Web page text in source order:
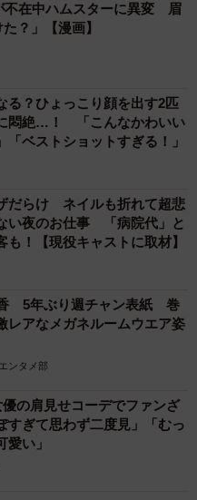
でしょうか？
のことを発信していたの
と思っていたのですが、
で顔を出して、大丈夫か
くださり、わざわざコメ
優しい方が多いなぁと感
私のSNSを見ているので、
す！」
、多くのコメントが寄せ
すか！？」
に育ってる！美男美女♡」
わります…！」
！！！ご両親もさぞ美男
不在中ハムスターに異変 眉
？」【漫画】
る？ひょっこり顔を出す2匹
悶絶…！ 「こんなかわいい
「ベストショットすぎる！」
だらけ ネイルも折れて超悲
夜のお仕事 「病院代」と
も！【現役キャストに取材】
5年ぶり週チャン表紙 巻
レアなメガネルームウエア姿
ンタメ部
の肩見せコーデでファンざ
ぎて思わず二度見」「むっ
い」